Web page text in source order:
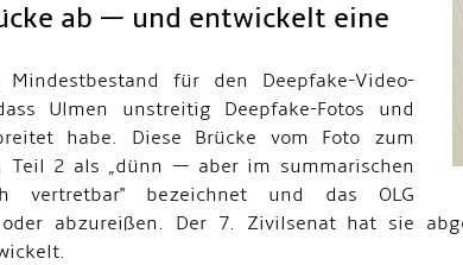
ab — und entwickelt eine
für den Deepfake-Video-
Ulmen unstreitig Deepfake-Fotos und
habe. Diese Brücke vom Foto zum
Teil 2 als „dünn — aber im summarischen
vertretbar" bezeichnet und das OLG
abzureißen. Der 7. Zivilsenat hat sie